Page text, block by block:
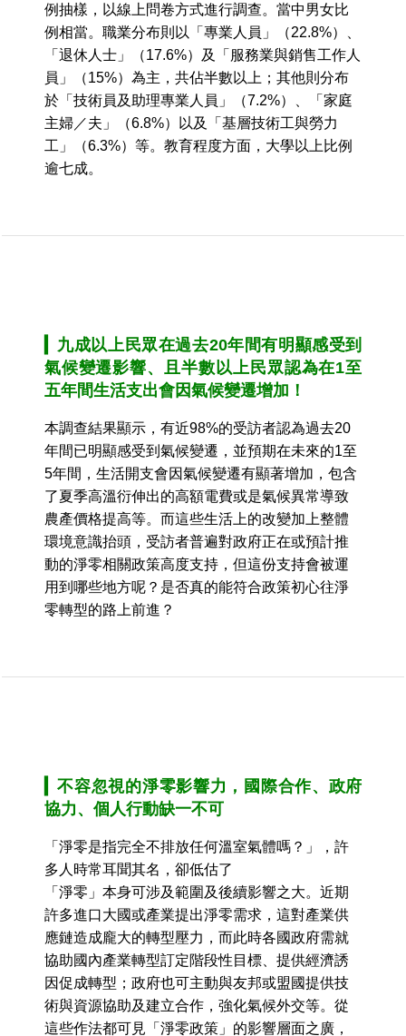
例抽樣，以線上問卷方式進行調查。當中男女比
例相當。職業分布則以「專業人員」（22.8%）、
「退休人士」（17.6%）及「服務業與銷售工作人
員」（15%）為主，共佔半數以上；其他則分布
於「技術員及助理專業人員」（7.2%）、「家庭
主婦／夫」（6.8%）以及「基層技術工與勞力
工」（6.3%）等。教育程度方面，大學以上比例
逾七成。
九成以上民眾在過去20年間有明顯感受到
氣候變遷影響、且半數以上民眾認為在1至
五年間生活支出會因氣候變遷增加！
本調查結果顯示，有近98%的受訪者認為過去20
年間已明顯感受到氣候變遷，並預期在未來的1至
5年間，生活開支會因氣候變遷有顯著增加，包含
了夏季高溫衍伸出的高額電費或是氣候異常導致
農產價格提高等。而這些生活上的改變加上整體
環境意識抬頭，受訪者普遍對政府正在或預計推
動的淨零相關政策高度支持，但這份支持會被運
用到哪些地方呢？是否真的能符合政策初心往淨
零轉型的路上前進？
不容忽視的淨零影響力，國際合作、政府
協力、個人行動缺一不可
「淨零是指完全不排放任何溫室氣體嗎？」，許
多人時常耳聞其名，卻低估了
「淨零」本身可涉及範圍及後續影響之大。近期
許多進口大國或產業提出淨零需求，這對產業供
應鏈造成龐大的轉型壓力，而此時各國政府需就
協助國內產業轉型訂定階段性目標、提供經濟誘
因促成轉型；政府也可主動與友邦或盟國提供技
術與資源協助及建立合作，強化氣候外交等。從
這些作法都可見「淨零政策」的影響層面之廣，